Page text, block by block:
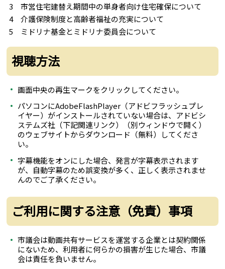
3 市営住宅建替え期間中の単身者向け住宅確保について
4 介護保険制度と高齢者福祉の充実について
5 ミドリナ基金とミドリナ委員会について
視聴方法
画面中央の再生マークをクリックしてください。
パソコンにAdobeFlashPlayer（アドビフラッシュプレ
イヤー）がインストールされていない場合は、アドビシ
ステムズ社（下記関連リンク）（別ウィンドウで開く）
のウェブサイトからダウンロード（無料）してくださ
い。
字幕機能をオンにした場合、発言が字幕表示されます
が、自動字幕のため誤変換が多く、正しく表示されませ
んのでご了承ください。
ご利用に関する注意（免責）事項
市議会は動画共有サービスを運営する企業とは契約関係
にないため、利用者に何らかの損害が生じた場合、市議
会は責任を負いません。